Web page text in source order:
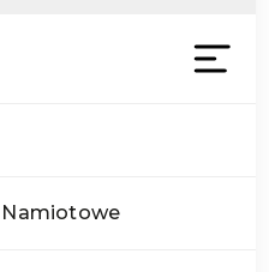
Namiotowe